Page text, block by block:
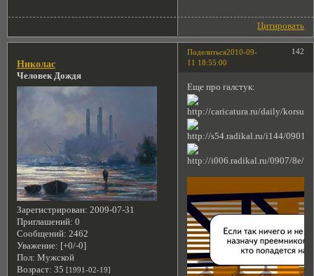
Цитировать
Поделиться 142
2010-09-
11 18:55:00
Николас
Человек Дождя
Зарегистрирован: 2009-07-31
Приглашений: 0
Сообщений: 2462
Уважение: [+0/-0]
Пол: Мужской
Возраст: 35 [1991-02-19]
Еще про галстук: